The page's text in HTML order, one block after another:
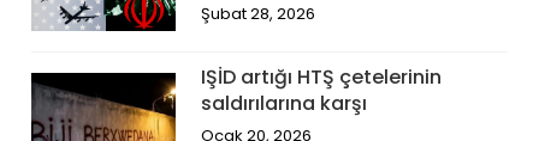
Şubat 28, 2026
IŞİD artığı HTŞ çetelerinin
saldırılarına karşı
Ocak 20, 2026